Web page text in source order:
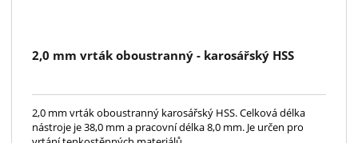
2,0 mm vrták oboustranný - karosářský HSS
2,0 mm vrták oboustranný karosářský HSS. Celková délka
nástroje je 38,0 mm a pracovní délka 8,0 mm. Je určen pro